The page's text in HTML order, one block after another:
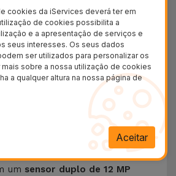
Garantia Duradoura
Entrega Grátis
24H
11
foi apresentado
iPhone XR
, um
apresenta especificações
aos topo de gama do
um sensor duplo de 12 MP
cookies da iServices deverá ter em
de cookies possibilita a
e a apresentação de serviços e
seus interesses. Os seus dados
ser utilizados para personalizar os
sobre a nossa utilização de cookies
a qualquer altura na nossa página de
Aceitar